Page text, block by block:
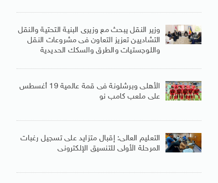
وزير النقل يبحث مع وزيرى البنية التحتية والنقل
التشاديين تعزيز التعاون فى مشروعات النقل
واللوجستيات والطرق والسكك الحديدية
الأهلى وبرشلونة فى قمة عالمية 19 أغسطس
على ملعب كامب نو
التعليم العالى: إقبال متزايد على تسجيل رغبات
المرحلة الأولى للتنسيق الإلكترونى